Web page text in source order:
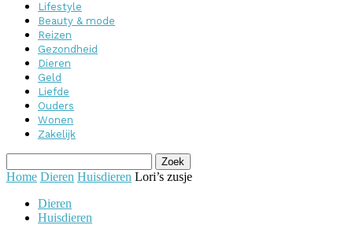
Lifestyle
Beauty & mode
Reizen
Gezondheid
Dieren
Geld
Liefde
Ouders
Wonen
Zakelijk
Home Dieren Huisdieren Lori’s zusje
Dieren
Huisdieren